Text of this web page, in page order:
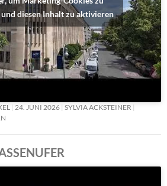
diesen Inhalt zu aktivieren
24. JUNI 2026 SYLVIA ACKSTEINER